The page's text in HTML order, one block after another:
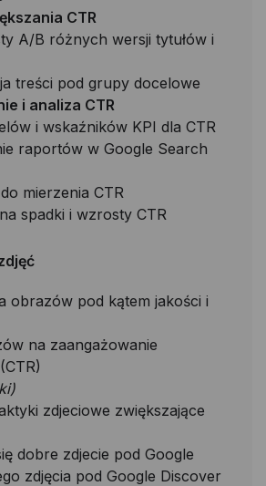
CTR
A/B różnych wersji tytułów i
treści pod grupy docelowe
i analiza CTR
i wskaźników KPI dla CTR
raportów w Google Search
mierzenia CTR
spadki i wzrosty CTR
obrazów pod kątem jakości i
na zaangażowanie
zdjeciowe zwiększające
dobre zdjecie pod Google
zdjęcia pod Google Discover